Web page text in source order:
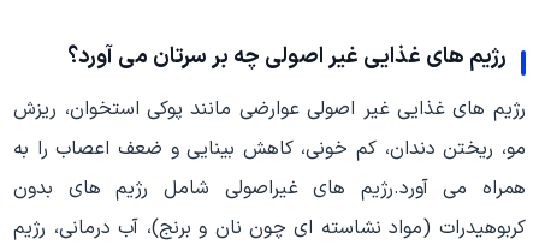
رژیم های غذایی غیر اصولی چه بر سرتان می آورد؟
رژیم های غذایی غیر اصولی عوارضی مانند پوکی استخوان، ریزش
مو، ریختن دندان، کم خونی، کاهش بینایی و ضعف اعصاب را به
همراه می آورد.رژیم های غیراصولی شامل رژیم های بدون
کربوهیدرات (مواد نشاسته ای چون نان و برنج)، آب درمانی، رژیم